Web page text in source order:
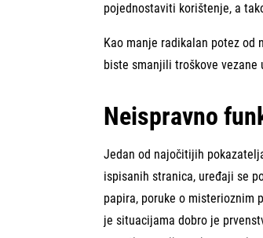
pojednostaviti korištenje, a
Kao manje radikalan potez od
biste smanjili troškove
Neispravno
Jedan od najočitijih
ispisanih stranica, uređaji se
papira, poruke o misterioznim
je situacijama dobro je